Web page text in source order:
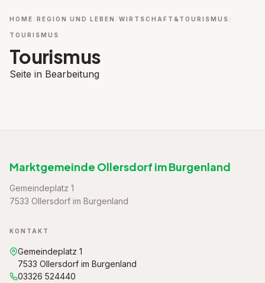
HOME REGION UND LEBEN WIRTSCHAFT&TOURISMUS
TOURISMUS
Tourismus
Seite in Bearbeitung
Marktgemeinde Ollersdorf im Burgenland
Gemeindeplatz 1
7533 Ollersdorf im Burgenland
KONTAKT
Gemeindeplatz 1
7533 Ollersdorf im Burgenland
03326 524440